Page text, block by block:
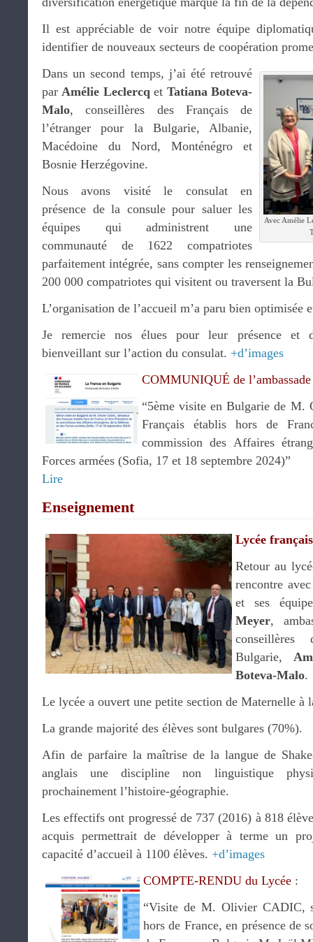
Il est appréciable de voir notre équipe
identifier de nouveaux secteurs de coopération
Avec Amélie
Dans un second temps, j’ai été retrouvé
parAmélie Leclercq et Tatiana Boteva-
Malo, conseillères des Français de
l’étranger pour la Bulgarie, Albanie,
Macédoine du Nord, Monténégro et
Bosnie Herzégovine.
Nous avons visité le consulat en
présence de la consule pour saluer les
équipes qui administrent une
communauté de 1622 compatriotes
parfaitement intégrée, sans compter les
200 000 compatriotes qui visitent ou traversent la
L’organisation de l’accueil m’a paru bien optimisée
Je remercie nos élues pour leur présence et
bienveillant sur l’action du consulat. +d’images
COMMUNIQUÉ de
“5ème visite en Bulgarie de M.
Français établis hors de
commission des Affaires
Forces armées (Sofia, 17 et 18 septembre 2024)”
Lire
Enseignement
Lycée
Retour au
rencontre
et ses
Meyer,
Bulgarie,
Boteva-Malo.
Le lycée a ouvert une petite section de Maternelle à
La grande majorité des élèves sont bulgares (70%).
Afin de parfaire la maîtrise de la langue de
anglais une discipline non linguistique
prochainement l’histoire-géographie.
Les effectifs ont progressé de 737 (2016) à 818
acquis permettrait de développer à terme un
capacité d’accueil à 1100 élèves. +d’images
COMPTE-RENDU du Lycée :
“Visite de M. Olivier CADIC,
hors de France, en présence de